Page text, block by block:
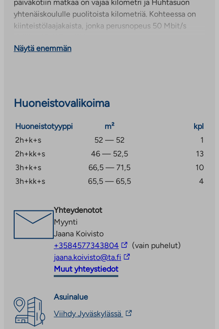
päiväkotiin matkaa on vajaa kilometri ja Huhtasuon
yhtenäiskoululle puolitoista kilometriä. Kohteessa on
kiinteistölaajakaista, jonka perusnopeus 50 Mbit/s
Näytä enemmän
Huoneistovalikoima
Huoneistotyyppi m²
kpl
2h+k+s
52 — 52
1
2h+kk+s
46 — 52,5
13
3h+k+s
66,5 — 71,5
10
3h+kk+s
65,5 — 65,5 4
Yhteydenotot
Myynti
Jaana Koivisto
+3584577343804Linkki
vie
(vain puhelut)
jaana.koivisto@ta.fi Linkki
Muut yhteystiedot
Asuinalue
Viihdy Jyväskylässä Linkki